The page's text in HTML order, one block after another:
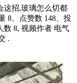
这招,玻璃怎么切都
8、点赞数 148、投
数 8, 视频作者 电气
.